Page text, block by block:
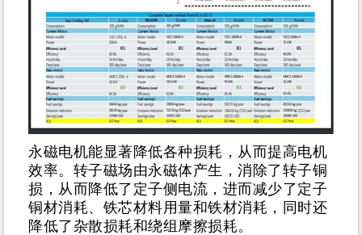
永磁电机能显著降低各种损耗，从而提高电机
效率。转子磁场由永磁体产生，消除了转子铜
损，从而降低了定子侧电流，进而减少了定子
铜材消耗、铁芯材料用量和铁材消耗，同时还
降低了杂散损耗和绕组摩擦损耗。